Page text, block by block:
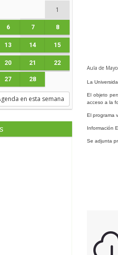
1
6 7 8
13 14 15
20 21 22
27 28
en esta semana
Aula de
La
El objeto
acceso a la
El programa
Información
Se adjunta